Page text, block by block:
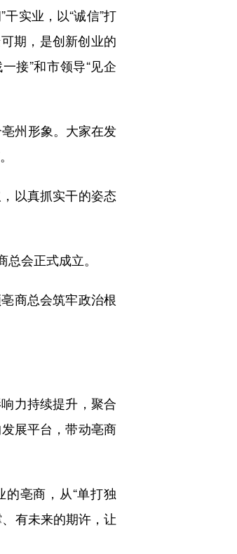
实业，以“诚信”打
期，是创新创业的
接”和市领导“见企
州形象。大家在发
以真抓实干的姿态
会正式成立。
商总会筑牢政治根
力持续提升，聚合
展平台，带动亳商
亳商，从“单打独
有未来的期许，让